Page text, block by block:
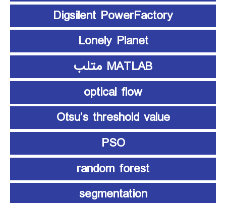
Digsilent PowerFactory
Lonely Planet
MATLAB متلب
optical flow
Otsu’s threshold value
PSO
random forest
segmentation